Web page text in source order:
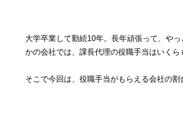
大学卒業して勤続10年。長年頑張って、や
かの会社では、課長代理の役職手当はいく
そこで今回は、役職手当がもらえる会社の